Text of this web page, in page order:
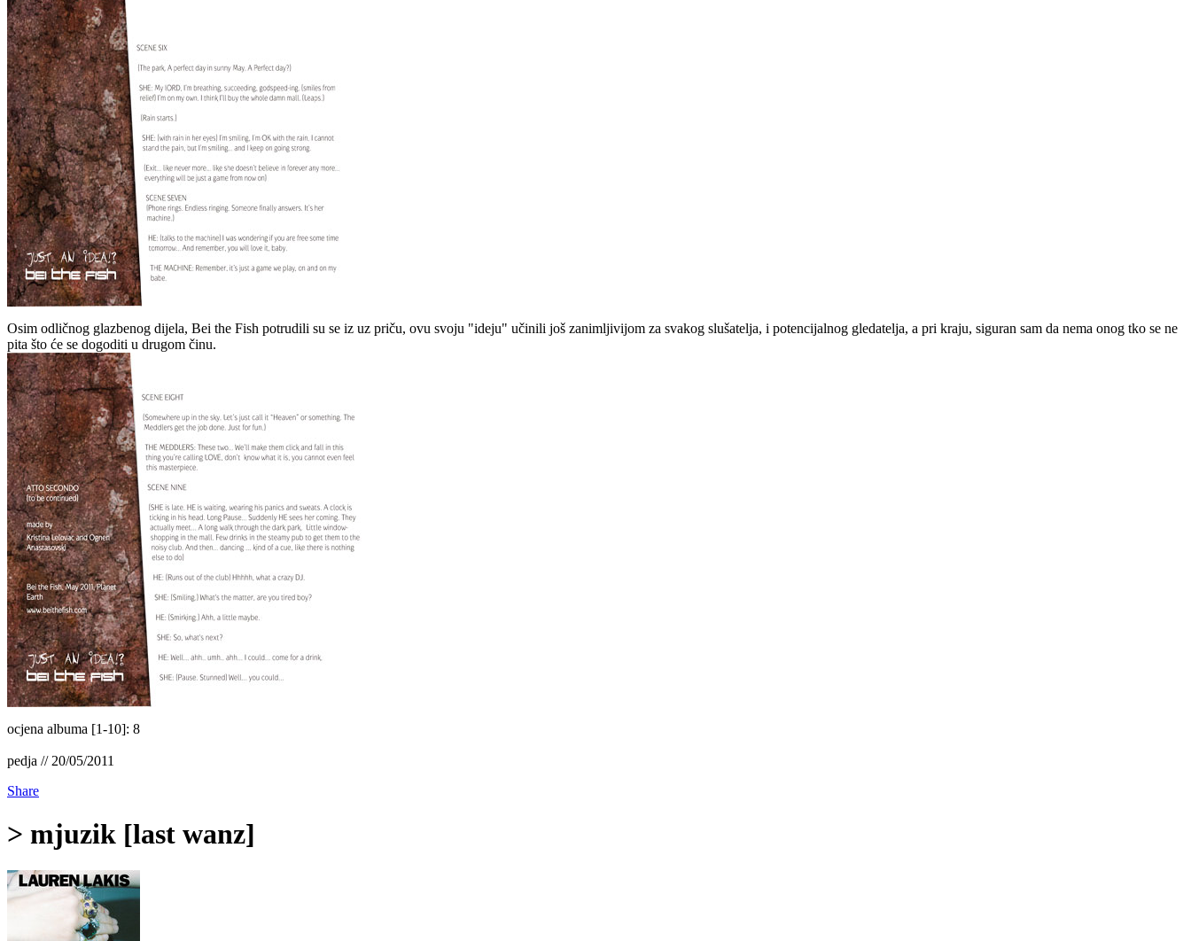
Osim odličnog glazbenog dijela, Bei the Fish potrudili su se iz uz priču, ovu svoju "ideju" učinili još zanimljivijom za svakog slušatelja, i potencijalnog gledatelja, a pri kraju, siguran sam da nema onog tko se ne
pita što će se dogoditi u drugom činu.
ocjena albuma [1-10]: 8
pedja // 20/05/2011
Share
> mjuzik [last wanz]